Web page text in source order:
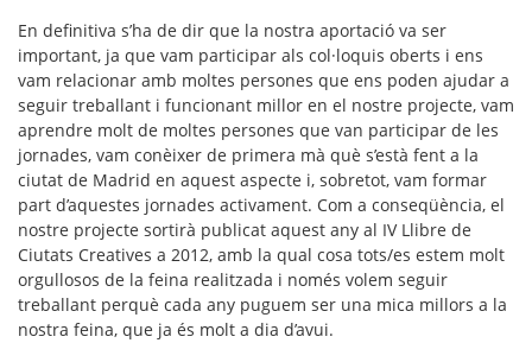
En definitiva s’ha de dir que la nostra aportació va ser
important, ja que vam participar als col·loquis oberts i ens
vam relacionar amb moltes persones que ens poden ajudar a
seguir treballant i funcionant millor en el nostre projecte, vam
aprendre molt de moltes persones que van participar de les
jornades, vam conèixer de primera mà què s’està fent a la
ciutat de Madrid en aquest aspecte i, sobretot, vam formar
part d’aquestes jornades activament. Com a conseqüència, el
nostre projecte sortirà publicat aquest any al IV Llibre de
Ciutats Creatives a 2012, amb la qual cosa tots/es estem molt
orgullosos de la feina realitzada i només volem seguir
treballant perquè cada any puguem ser una mica millors a la
nostra feina, que ja és molt a dia d’avui.